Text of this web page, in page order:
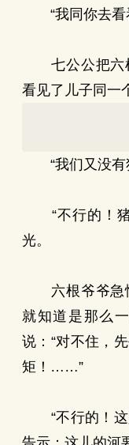
“我同你去看
七公公把六
看见了儿子同一
“我们又没有
“不行的！猪
光。
六根爷爷急忙
就知道是那么
说：“对不住，
矩！……”
“不行的！这